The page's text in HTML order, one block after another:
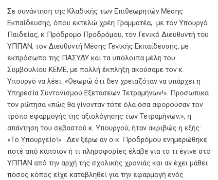
Σε συνάντηση της Κλαδικής των Επιθεωρητών Μέσης
Εκπαίδευσης, όπου εκτελώ χρέη Γραμματέα, με τον Υπουργό
Παιδείας, κ Πρόδρομο Προδρόμου, τον Γενικό Διευθυντή του
ΥΠΠΑΝ, τον Διευθυντή Μέσης Γενικής Εκπαίδευσης, με
εκπρόσωπο της ΠΑΣΥΔΥ και τα υπόλοιπα μέλη του
Συμβουλίου ΚΕΜΕ, με πολλή έκπληξη ακούσαμε τον κ.
Υπουργό να λέει: «Θεωρώ ότι δεν χρειαζόταν να υπάρχει η
Υπηρεσία Συντονισμού Εξετάσεων Τετραμήνων!». Προσωπικά
τον ρώτησα «πώς θα γίνονταν τότε όλα όσα αφορούσαν τον
τρόπο εφαρμογής της αξιολόγησης των Τετραμήνων;», η
απάντηση του σεβαστού κ. Υπουργού, ήταν ακριβώς η εξής:
«Το Υπουργείο!». Δεν ξέρω αν ο κ. Προδρόμου ενημερώθηκε
ποτέ από κάποιον ή τι πληροφορίες έλαβε για το τι έγινε στο
ΥΠΠΑΝ από την αρχή της σχολικής χρονιάς και αν έχει μάθει
πόσος κόπος είχε καταβληθεί για την εφαρμογή ενός